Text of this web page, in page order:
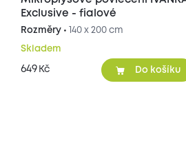
Exclusive - fialové
Rozměry • 140 x 200 cm
Skladem
649 Kč Do košíku